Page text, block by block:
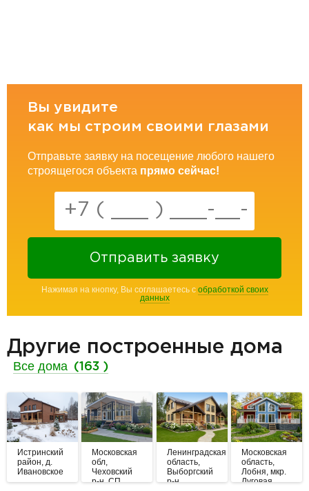
Вы увидите
как мы строим своими глазами
Отправьте заявку на посещение любого нашего
строящегося объекта прямо сейчас!
Отправить заявку
Нажимая на кнопку, Вы соглашаетесь с обработкой своих
данных
Другие построенные дома
Все дома (163 )
Истринский
район, д.
Ивановское
Московская
обл,
Чеховский
р-н, СП
Ленинградская
область,
Выборгский
р-н.,
Московская
область,
Лобня, мкр.
Луговая